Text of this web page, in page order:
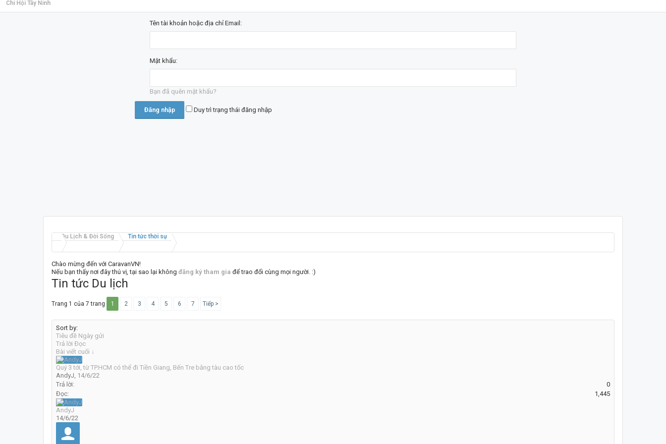
Chi Hội Tây Ninh
Tên tài khoản hoặc địa chỉ Email:
Mật khẩu:
Bạn đã quên mật khẩu?
Duy trì trạng thái đăng nhập
Du Lịch & Đời Sống Tin tức thời sự
Chào mừng đến với CaravanVN!
Nếu bạn thấy nơi đây thú vị, tại sao lại không đăng ký tham gia để trao đổi cùng mọi người. :)
Tin tức Du lịch
Trang 1 của 7 trang 1 2 3 4 5 6 7 Tiếp >
Sort by:
Tiêu đề Ngày gửi
Trả lời Đọc
Bài viết cuối ↓
Quý 3 tới, từ TP.HCM có thể đi Tiền Giang, Bến Tre bằng tàu cao tốc
AndyJ, 14/6/22
Trả lời:
0
Đọc:
1,445
AndyJ
14/6/22